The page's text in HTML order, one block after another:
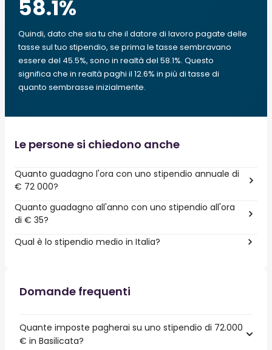
58.1%
Quindi, dato che sia tu che il datore di lavoro pagate delle
tasse sul tuo stipendio, se prima le tasse sembravano
essere del 45.5%, sono in realtà del 58.1%. Questo
significa che in realtà paghi il 12.6% in più di tasse di
quanto sembrasse inizialmente.
Le persone si chiedono anche
Quanto guadagno l'ora con uno stipendio annuale di
€ 72 000?
Quanto guadagno all'anno con uno stipendio all'ora
di € 35?
Qual è lo stipendio medio in Italia?
Domande frequenti
Quante imposte pagherai su uno stipendio di 72.000
€ in Basilicata?